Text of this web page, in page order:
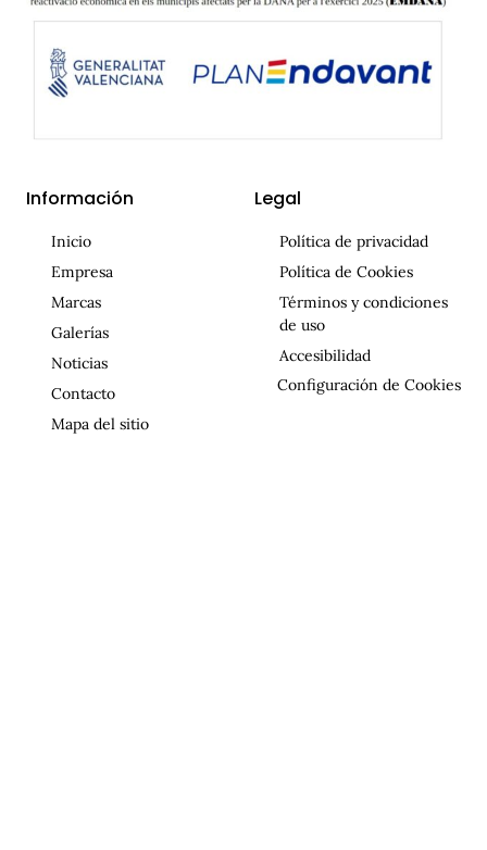
Información
Inicio
Empresa
Marcas
Galerías
Noticias
Contacto
Mapa del sitio
Legal
Política de privacidad
Política de Cookies
Términos y condiciones
de uso
Accesibilidad
Configuración de Cookies